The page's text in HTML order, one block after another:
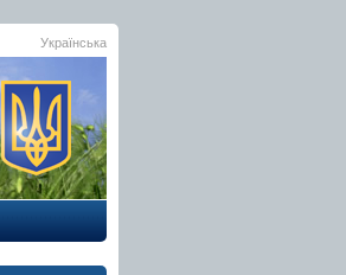
Українська